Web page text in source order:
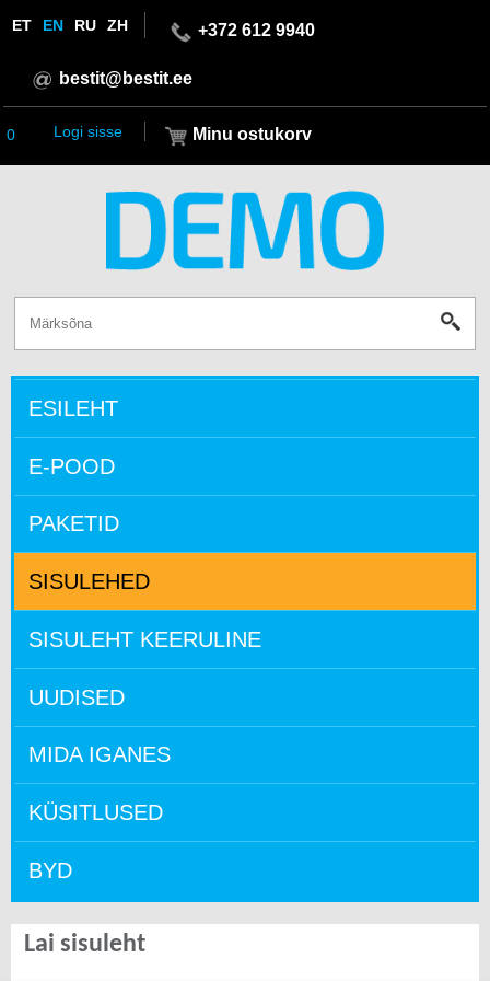
ET EN RU ZH +372 612 9940
bestit@bestit.ee
0 Minu ostukorv
Logi sisse
ESILEHT
E-POOD
PAKETID
SISULEHED
SISULEHT KEERULINE
UUDISED
MIDA IGANES
KÜSITLUSED
BYD
Lai sisuleht